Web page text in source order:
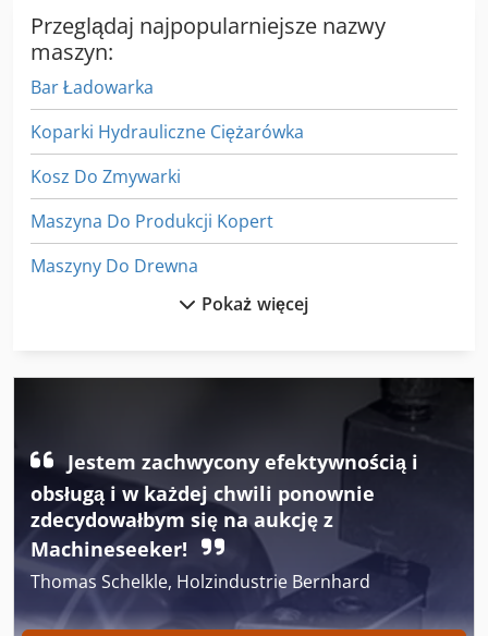
Przeglądaj najpopularniejsze nazwy
maszyn:
Bar Ładowarka
Koparki Hydrauliczne Ciężarówka
Kosz Do Zmywarki
Maszyna Do Produkcji Kopert
Maszyny Do Drewna
Maszyny Do Drewna Opałowego
Maszyny Do Piaskowania
Maszyny Do Powlekania
Maszyny Do Produkcji Palet
Maszyny Do Ukosowania
Pokaż więcej
Jestem zachwycony efektywnością i
obsługą i w każdej chwili ponownie
zdecydowałbym się na aukcję z
Machineseeker!
Thomas Schelkle, Holzindustrie Bernhard